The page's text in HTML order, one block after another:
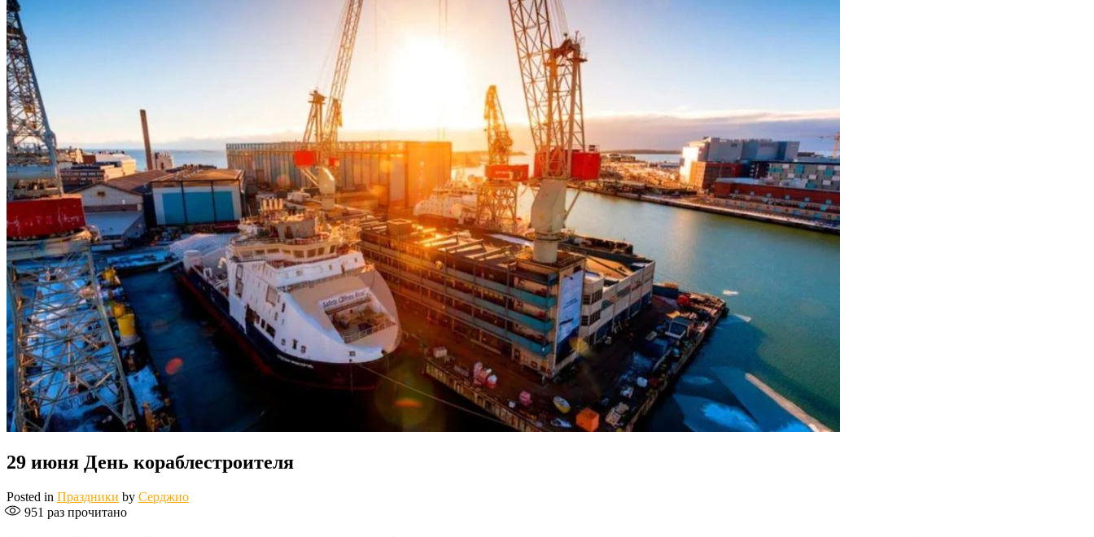
29 июня День кораблестроителя
Posted in Праздники by Серджио
951 раз прочитано